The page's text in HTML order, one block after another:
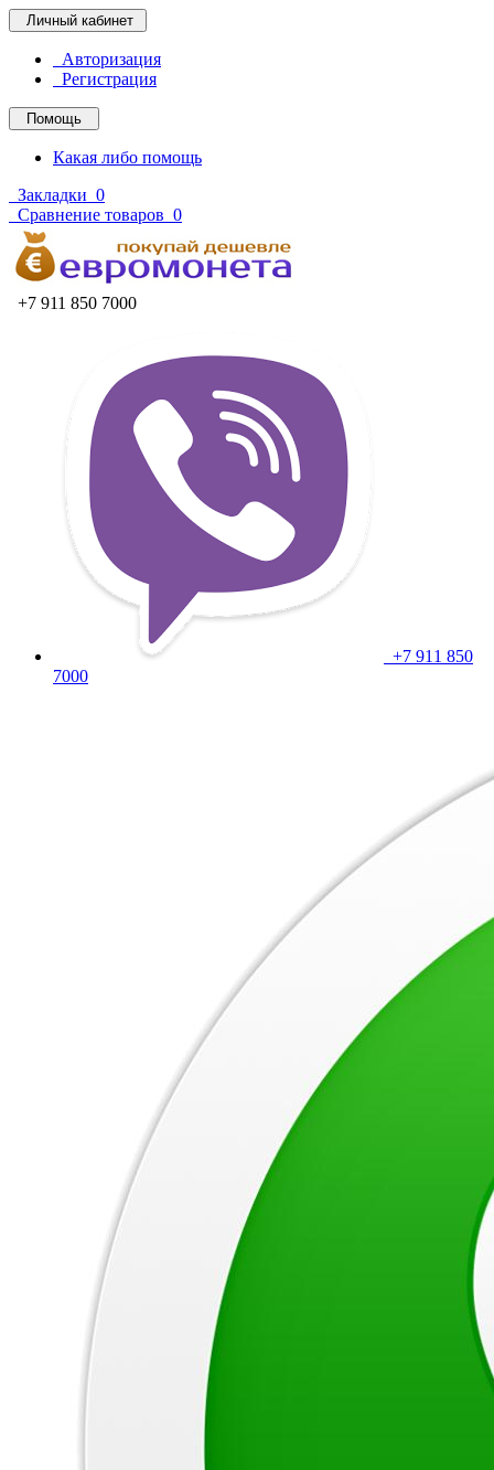
Личный кабинет
Авторизация
Регистрация
Помощь
Какая либо помощь
Закладки 0
Сравнение товаров 0
+7 911 850 7000
+7 911 850
7000